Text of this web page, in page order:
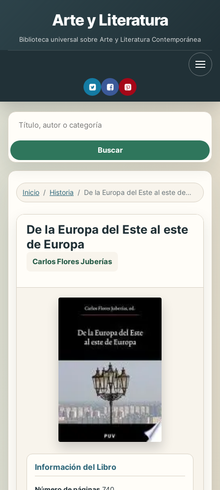
Arte y Literatura
Biblioteca universal sobre Arte y Literatura Contemporánea
Inicio Historia De la Europa del Este al este de Europa
De la Europa del Este al este
de Europa
Carlos Flores Juberías
Información del Libro